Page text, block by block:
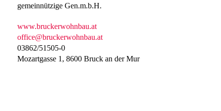
gemeinnützige Gen.m.b.H.
www.bruckerwohnbau.at
office@bruckerwohnbau.at
03862/51505-0
Mozartgasse 1, 8600 Bruck an der Mur